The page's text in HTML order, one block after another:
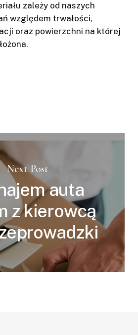
zależy od naszych
względem trwałości,
oraz powierzchni na której
Next Post
auta
z kierowcą